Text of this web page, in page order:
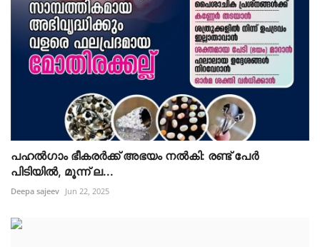
പഹൽഗാം ഭീകരർക്ക് അഭയം നൽകി: രണ്ട് പേർ
പിടിയിൽ, മൂന്ന് ല...
Deepa sajeev Jun 22, 2025